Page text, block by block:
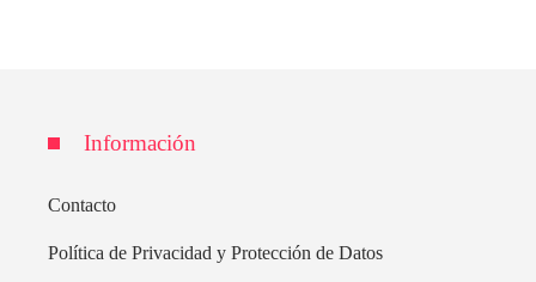
Información
Contacto
Política de Privacidad y Protección de Datos